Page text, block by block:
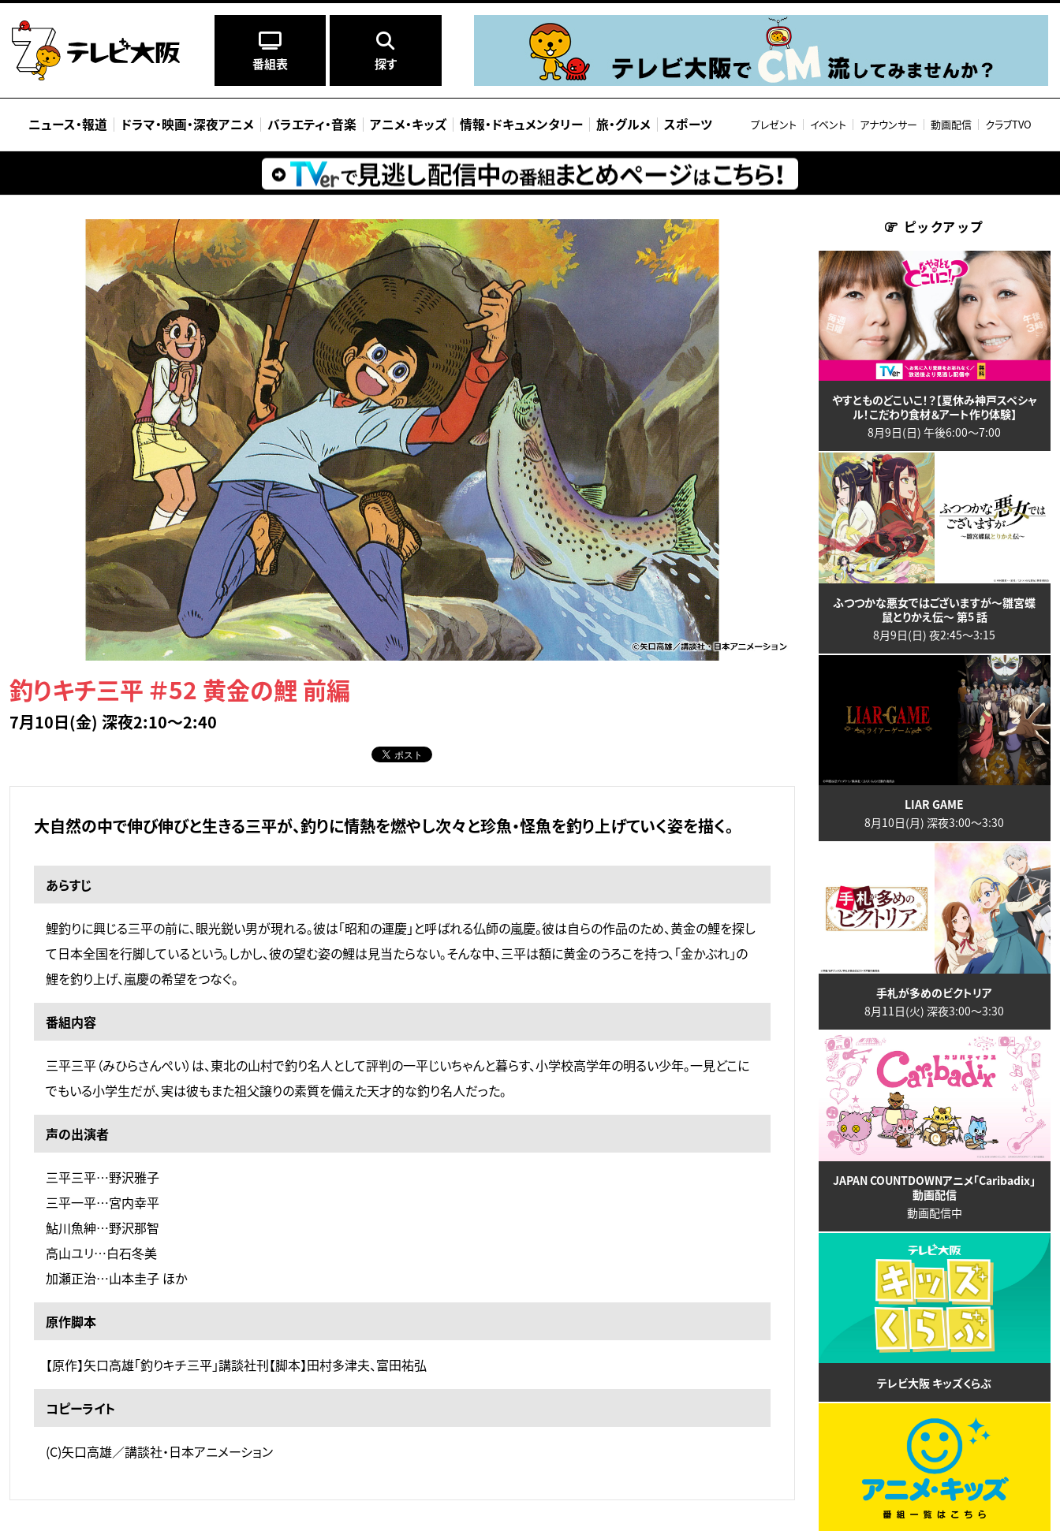
番組表 探す
ニュース・報道 ドラマ・映画・深夜アニメ バラエティ・音楽 アニメ・キッズ 情報・ ドキュメンタリー 旅・グルメ スポーツ プレゼント イベント アナウンサー 動画配信 クラブTVO
釣りキチ三平 ＃52 黄金の鯉 前編
7月10日(金) 深夜2:10～2:40
大自然の中で伸び伸びと生きる三平が、釣りに情熱を燃やし次々と珍魚・怪魚を釣り上げていく姿を描く。
あらすじ
鯉釣りに興じる三平の前に、眼光鋭い男が現れる。彼は「昭和の運慶」と呼ばれる仏師の嵐慶。彼は自らの作品のため、黄金の鯉を探し
て日本全国を行脚しているという。しかし、彼の望む姿の鯉は見当たらない。そんな中、三平は額に黄金のうろこを持つ、「金かぶれ」の
鯉を釣り上げ、嵐慶の希望をつなぐ。
番組内容
三平三平（みひらさんぺい）は、東北の山村で釣り名人として評判の一平じいちゃんと暮らす、小学校高学年の明るい少年。一見どこに
でもいる小学生だが、実は彼もまた祖父譲りの素質を備えた天才的な釣り名人だった。
声の出演者
三平三平…野沢雅子
三平一平…宮内幸平
鮎川魚紳…野沢那智
高山ユリ…白石冬美
加瀬正治…山本圭子 ほか
原作脚本
【原作】矢口高雄「釣りキチ三平」講談社刊【脚本】田村多津夫、富田祐弘
コピーライト
(C)矢口高雄／講談社・日本アニメーション
ピックアップ
やすとものどこいこ！？【夏休み神戸スペシャ
ル！こだわり食材＆アート作り体験】
8月9日(日) 午後6:00〜7:00
ふつつかな悪女ではございますが～雛宮蝶
鼠とりかえ伝～ 第5 話
8月9日(日) 夜2:45〜3:15
LIAR GAME
8月10日(月) 深夜3:00〜3:30
手札が多めのビクトリア
8月11日(火) 深夜3:00〜3:30
JAPAN COUNTDOWNアニメ「Caribadix」
動画配信
動画配信中
テレビ大阪 キッズくらぶ